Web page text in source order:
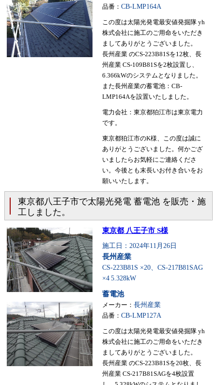
品番： CB-LMP164A
この度は太陽光発電最安値発掘隊 yh
株式会社に施工のご用命をいただき
ましてありがとうございました。
長州産業 のCS-223B81Sを12枚、長
州産業 CS-109B81Sを2枚設置し、
6.366kWのシステムとなりました。
また長州産業の蓄電池：CB-
LMP164Aを設置いたしました。
電力会社：東京都狛江市は東京電力
です。
東京都狛江市のK様、この度は誠に
ありがとうございました。何かござ
いましたらお気軽にご連絡くださ
い。今後とも末長いお付き合いをお
願いいたします。
東京都八王子市で太陽光発電 蓄電池 を販売・施
工しました。
東京都 八王子市 S様
施工日：2024年11月26日
長州産業
CS-223B81S ×20、CS-217B81SAG
×4 5.328kW
蓄電池
メーカー： 長州産業
品番： CB-LMP127A
この度は太陽光発電最安値発掘隊 yh
株式会社に施工のご用命をいただき
ましてありがとうございました。
長州産業 のCS-223B81Sを20枚、長
州産業 CS-217B81SAGを4枚設置